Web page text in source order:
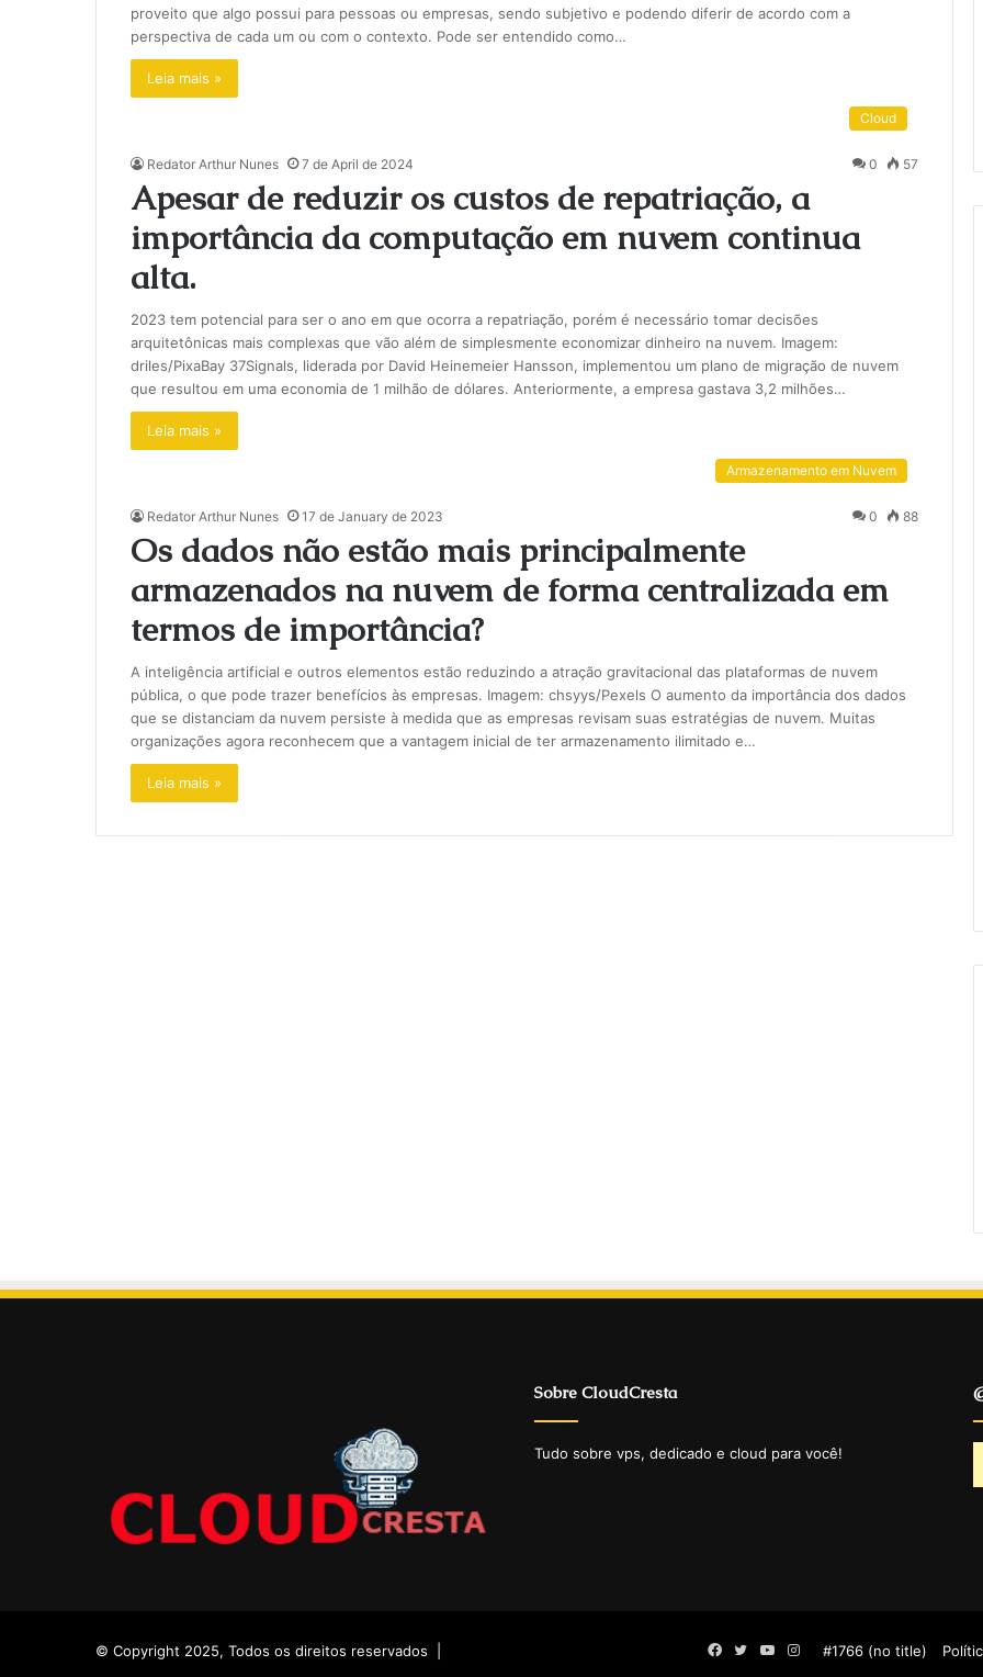
proveito que algo possui para pessoas ou empresas, sendo subjetivo e podendo diferir de acordo com a
perspectiva de cada um ou com o contexto. Pode ser entendido como…
Leia mais »
Cloud
Redator Arthur Nunes 7 de April de 2024 0 57
Apesar de reduzir os custos de repatriação, a
importância da computação em nuvem continua
alta.
2023 tem potencial para ser o ano em que ocorra a repatriação, porém é necessário tomar decisões
arquitetônicas mais complexas que vão além de simplesmente economizar dinheiro na nuvem. Imagem:
driles/PixaBay 37Signals, liderada por David Heinemeier Hansson, implementou um plano de migração de nuvem
que resultou em uma economia de 1 milhão de dólares. Anteriormente, a empresa gastava 3,2 milhões…
Leia mais »
Armazenamento em Nuvem
Redator Arthur Nunes 17 de January de 2023 0 88
Os dados não estão mais principalmente
armazenados na nuvem de forma centralizada em
termos de importância?
A inteligência artificial e outros elementos estão reduzindo a atração gravitacional das plataformas de nuvem
pública, o que pode trazer benefícios às empresas. Imagem: chsyys/Pexels O aumento da importância dos dados
que se distanciam da nuvem persiste à medida que as empresas revisam suas estratégias de nuvem. Muitas
organizações agora reconhecem que a vantagem inicial de ter armazenamento ilimitado e…
Leia mais »
Sobre CloudCresta
Tudo sobre vps, dedicado e cloud para você!
© Copyright 2025, Todos os direitos reservados | #1766 (no title)
Facebook
TwitterYouTube
Instagram